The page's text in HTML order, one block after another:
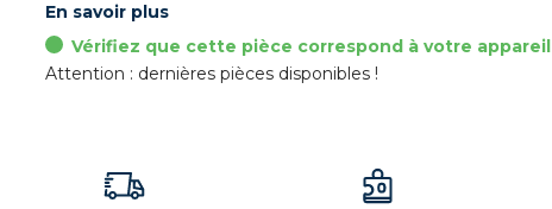
En savoir plus
Vérifiez que cette pièce correspond à votre appareil
Attention : dernières pièces disponibles !